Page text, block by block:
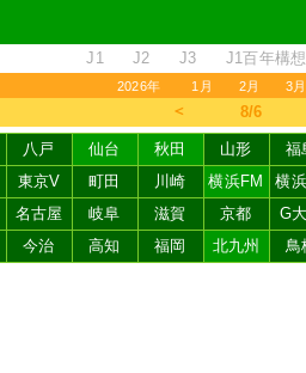
J1 J2 J3 J1百年構想
2026年 1月 2月 3月
＜ 8/6
八戸 仙台 秋田 山形 福
東京V 町田 川崎 横浜FM 横
名古屋 岐阜 滋賀 京都 G
今治 高知 福岡 北九州 鳥